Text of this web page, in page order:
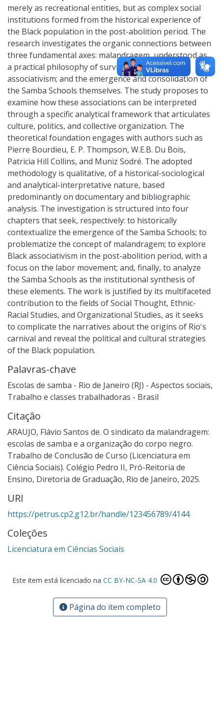
merely as recreational entities, but as complex social
institutions formed from the historical experience of
the Black population in the post-abolition period. The
research investigates the organic connections between
three fundamental axes: malandragem, understood as
a practical philosophy of survival; Black labor
associativism; and the emergence and consolidation of
the Samba Schools themselves. The study proposes to
examine how these associations can be interpreted
through a specific analytical framework that articulates
culture, politics, and collective organization. The
theoretical foundation engages with authors such as
Pierre Bourdieu, E. P. Thompson, W.E.B. Du Bois,
Patricia Hill Collins, and Muniz Sodré. The adopted
methodology is qualitative, of a historical-sociological
and analytical-interpretative nature, based
predominantly on documentary and bibliographic
analysis. The investigation is structured into four
chapters that seek, respectively: to historically
contextualize the emergence of the Samba Schools; to
problematize the concept of malandragem; to explore
Black associativism in the post-abolition period, with a
focus on the labor movement; and, finally, to analyze
the Samba Schools as the institutional synthesis of
these elements. The work is justified by its multifaceted
contribution to the fields of Social Thought, Ethnic-
Racial Studies, and Organizational Studies, as it seeks
to complicate the narratives about the origins of Rio's
carnival and reveal the political and cultural strategies
of the Black population.
Palavras-chave
Escolas de samba - Rio de Janeiro (RJ) - Aspectos sociais,
Trabalho e classes trabalhadoras - Brasil
Citação
ARAUJO, Flávio Santos de. O sindicato da malandragem:
escolas de samba e a organização do corpo negro.
Trabalho de Conclusão de Curso (Licenciatura em
Ciência Sociais). Colégio Pedro II, Pró-Reitoria de
Ensino, Diretoria de Graduação, Rio de Janeiro, 2025.
URI
https://petrus.cp2.g12.br/handle/123456789/4144
Coleções
Licenciatura em Ciências Sociais
Este item está licenciado na CC BY-NC-SA 4.0
Página do item completo